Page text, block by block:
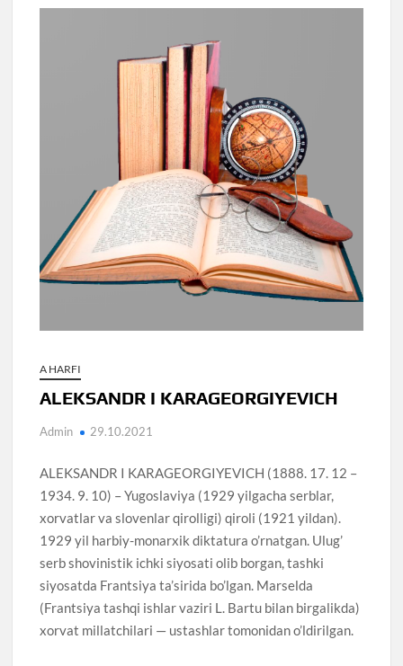
A HARFI
ALEKSANDR I KARAGEORGIYEVICH
Admin 29.10.2021
ALEKSANDR I KARAGEORGIYEVICH (1888. 17. 12 –
1934. 9. 10) – Yugoslaviya (1929 yilgacha serblar,
xorvatlar va slovenlar qirolligi) qiroli (1921 yildan).
1929 yil harbiy-monarxik diktatura o’rnatgan. Ulug’
serb shovinistik ichki siyosati olib borgan, tashki
siyosatda Frantsiya ta’sirida bo’lgan. Marselda
(Frantsiya tashqi ishlar vaziri L. Bartu bilan birgalikda)
xorvat millatchilari — ustashlar tomonidan o’ldirilgan.